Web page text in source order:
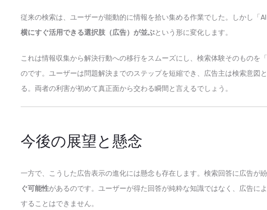
従来の検索は、ユーザーが能動的に情報を拾い集める作業でした。しかし「AI
横にすぐ活用できる選択肢（広告）が並ぶという形に変化します。
これは情報収集から解決行動への移行をスムーズにし、検索体験そのものを
のです。ユーザーは問題解決までのステップを短縮でき、広告主は検索意図
る。両者の利害が初めて真正面から交わる瞬間と言えるでしょう。
今後の展望と懸念
一方で、こうした広告表示の進化には懸念も存在します。検索回答に広告が紛
ぐ可能性があるのです。ユーザーが得た回答が純粋な知識ではなく、広告に
することはできません。